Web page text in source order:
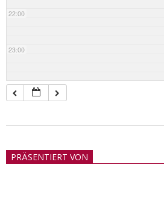
22:00
23:00
21PRÄSENTIERT VON